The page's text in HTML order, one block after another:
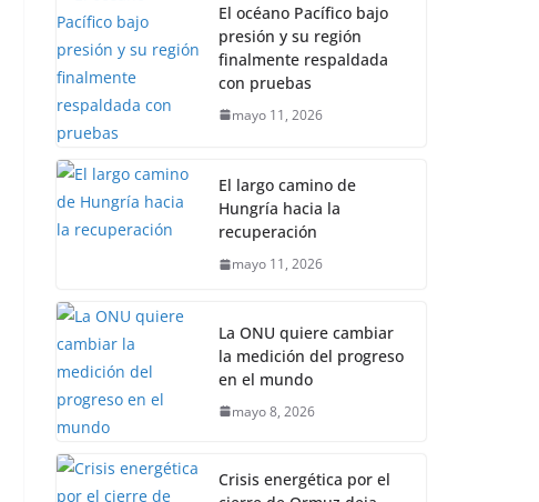
El océano Pacífico bajo
presión y su región
finalmente respaldada
con pruebas
mayo 11, 2026
El largo camino de
Hungría hacia la
recuperación
mayo 11, 2026
La ONU quiere cambiar
la medición del progreso
en el mundo
mayo 8, 2026
Crisis energética por el